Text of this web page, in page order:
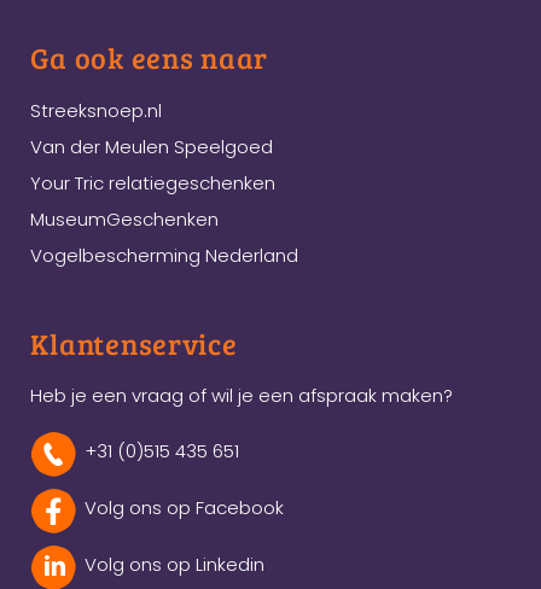
Ga ook eens naar
Streeksnoep.nl
Van der Meulen Speelgoed
Your Tric relatiegeschenken
MuseumGeschenken
Vogelbescherming Nederland
Klantenservice
Heb je een vraag of wil je een afspraak maken?
+31 (0)515 435 651
Volg ons op Facebook
Volg ons op Linkedin